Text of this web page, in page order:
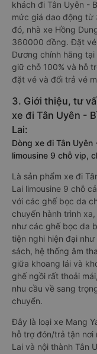
khách đi Tân Uyên -
mức giá dao động
đó, nhà xe Hồng
360000 đồng. Đặt vé
Dương chính hãng tại
giữ chỗ 100% và hỗ
đặt vé và đổi trả vé
3. Giới thiệu, tư
xe đi Tân Uyên -
Lai:
Dòng xe đi Tân
limousine 9 chỗ vip,
Là sản phẩm xe đi
Lai limousine 9 chỗ
với các ghế bọc da
chuyến hành trình
như các ghế bọc da
tiện nghi hiện đại
sách, hệ thống âm
giữa khoang lái và
ghế ngồi rất thoải
nhu cầu về sang
chuyển.
Đây là loại xe Mang
hỗ trợ đón/trả tận nơi
Lai và nội thành Tân